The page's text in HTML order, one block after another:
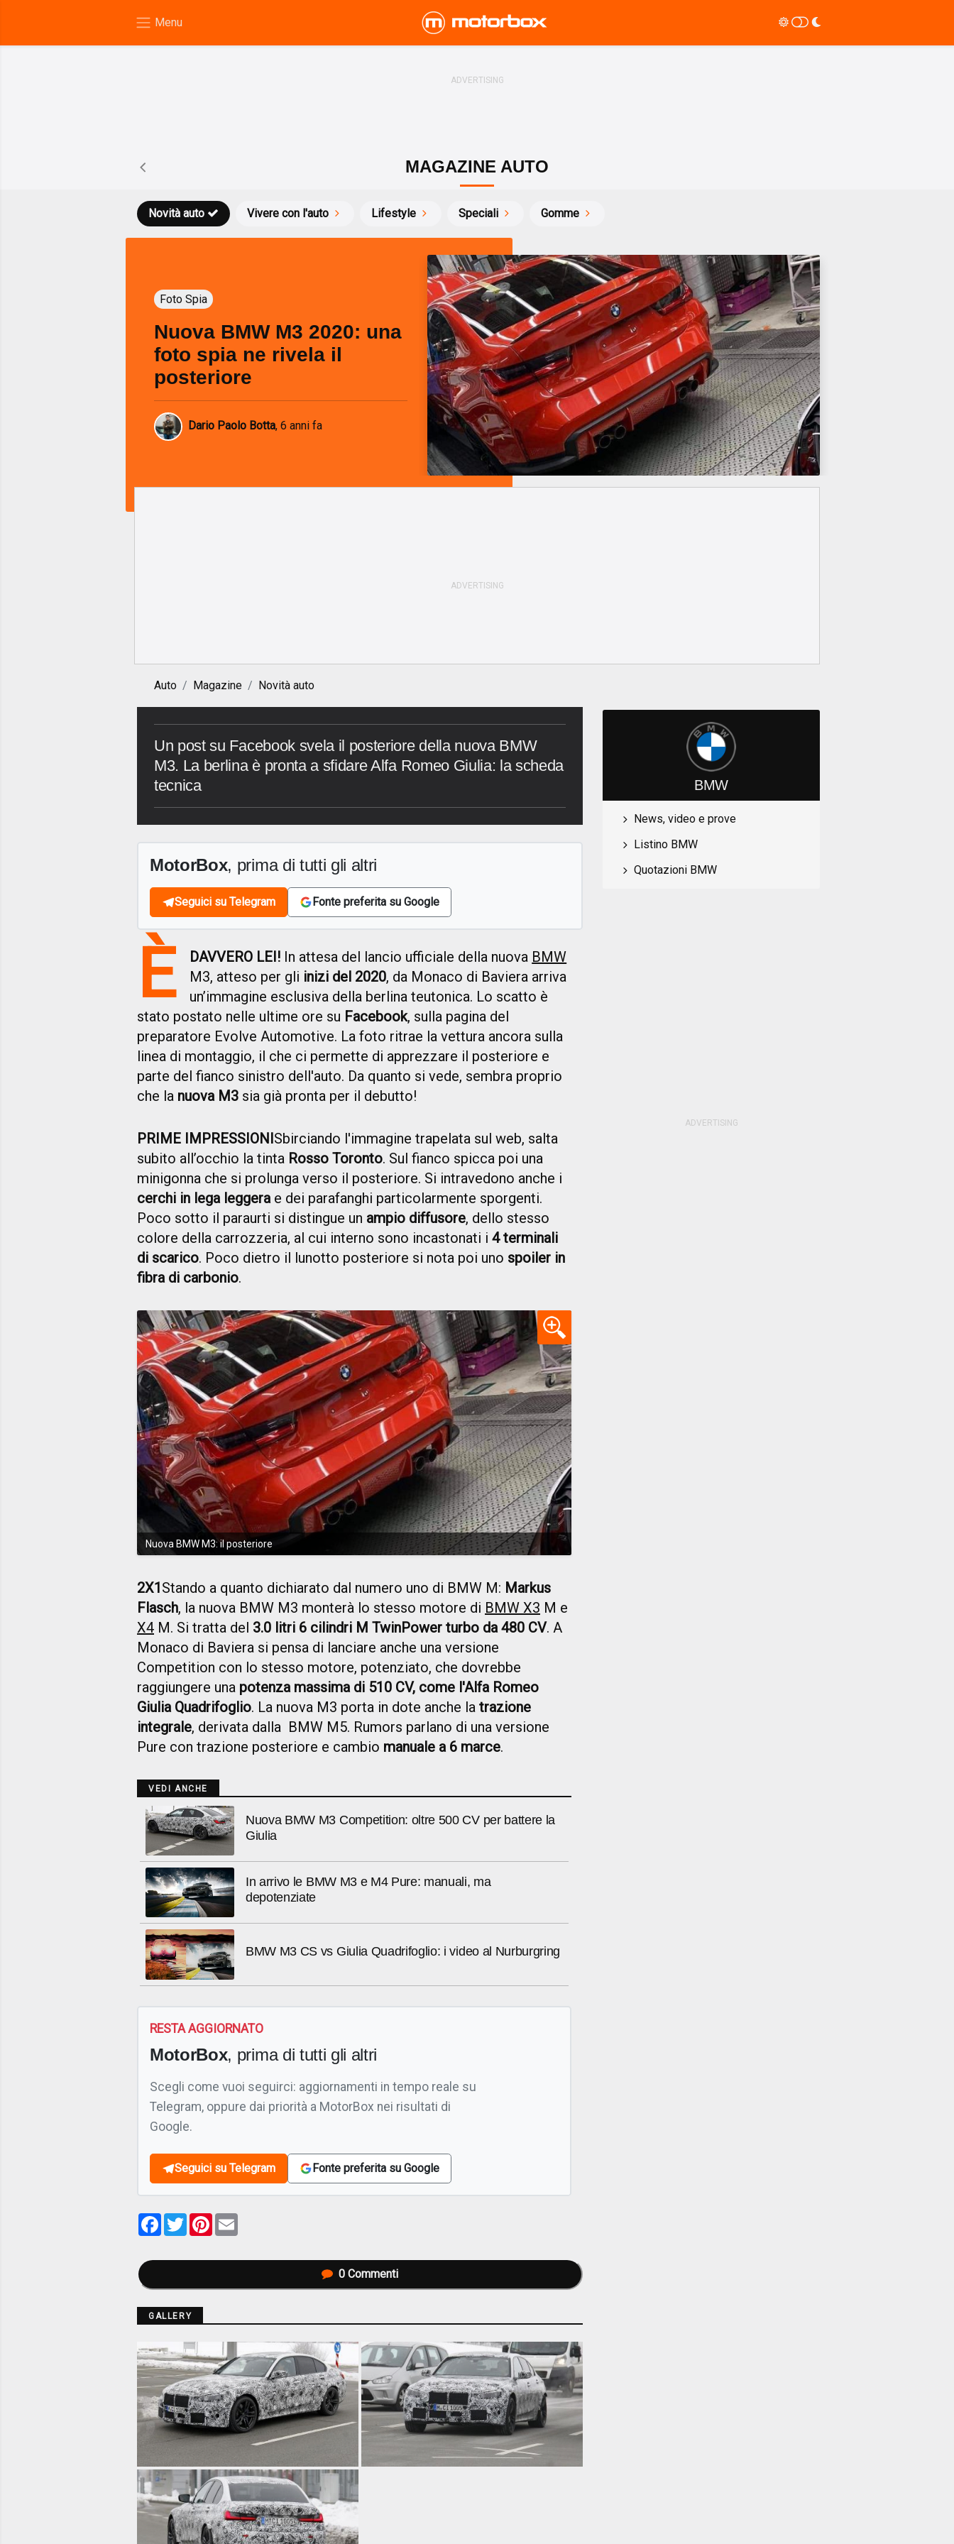
MAGAZINE AUTO
Novità auto Vivere con l'auto Lifestyle Speciali Gomme
Foto Spia
Nuova BMW M3 2020: una
foto spia ne rivela il
posteriore
Dario Paolo Botta, 6 anni fa
Auto Magazine Novità auto
Un post su Facebook svela il posteriore della nuova BMW
M3. La berlina è pronta a sfidare Alfa Romeo Giulia: la scheda
tecnica
MotorBox, prima di tutti gli altri
Seguici su Telegram Fonte preferita su Google
È DAVVERO LEI! In attesa del lancio ufficiale della nuova BMW
M3, atteso per gli inizi del 2020, da Monaco di Baviera arriva
un’immagine esclusiva della berlina teutonica. Lo scatto è
stato postato nelle ultime ore su Facebook, sulla pagina del
preparatore Evolve Automotive. La foto ritrae la vettura ancora sulla
linea di montaggio, il che ci permette di apprezzare il posteriore e
parte del fianco sinistro dell'auto. Da quanto si vede, sembra proprio
che la nuova M3 sia già pronta per il debutto!
PRIME IMPRESSIONISbirciando l'immagine trapelata sul web, salta
subito all’occhio la tinta Rosso Toronto. Sul fianco spicca poi una
minigonna che si prolunga verso il posteriore. Si intravedono anche i
cerchi in lega leggerae dei parafanghi particolarmente sporgenti.
Poco sotto il paraurti si distingue un ampio diffusore, dello stesso
colore della carrozzeria, al cui interno sono incastonati i 4 terminali
di scarico. Poco dietro il lunotto posteriore si nota poi uno spoiler in
fibra di carbonio.
Nuova BMW M3: il posteriore
2X1Stando a quanto dichiarato dal numero uno di BMW M: Markus
Flasch, la nuova BMW M3 monterà lo stesso motore di BMW X3 M e
X4 M. Si tratta del 3.0 litri 6 cilindri M TwinPower turbo da 480 CV. A
Monaco di Baviera si pensa di lanciare anche una versione
Competition con lo stesso motore, potenziato, che dovrebbe
raggiungere una potenza massima di 510 CV, come l'Alfa Romeo
Giulia Quadrifoglio. La nuova M3 porta in dote anche la trazione
integrale, derivata dalla BMW M5. Rumors parlano di una versione
Pure con trazione posteriore e cambio manuale a 6 marce.
VEDI ANCHE
Nuova BMW M3 Competition: oltre 500 CV per battere la
Giulia
In arrivo le BMW M3 e M4 Pure: manuali, ma
depotenziate
BMW M3 CS vs Giulia Quadrifoglio: i video al Nurburgring
RESTA AGGIORNATO
MotorBox, prima di tutti gli altri
Scegli come vuoi seguirci: aggiornamenti in tempo reale su
Telegram, oppure dai priorità a MotorBox nei risultati di
Google.
Seguici su Telegram Fonte preferita su Google
Facebook
TwitterPinterest
0 Commenti
GALLERY
BMW
News, video e prove
Listino BMW
Quotazioni BMW